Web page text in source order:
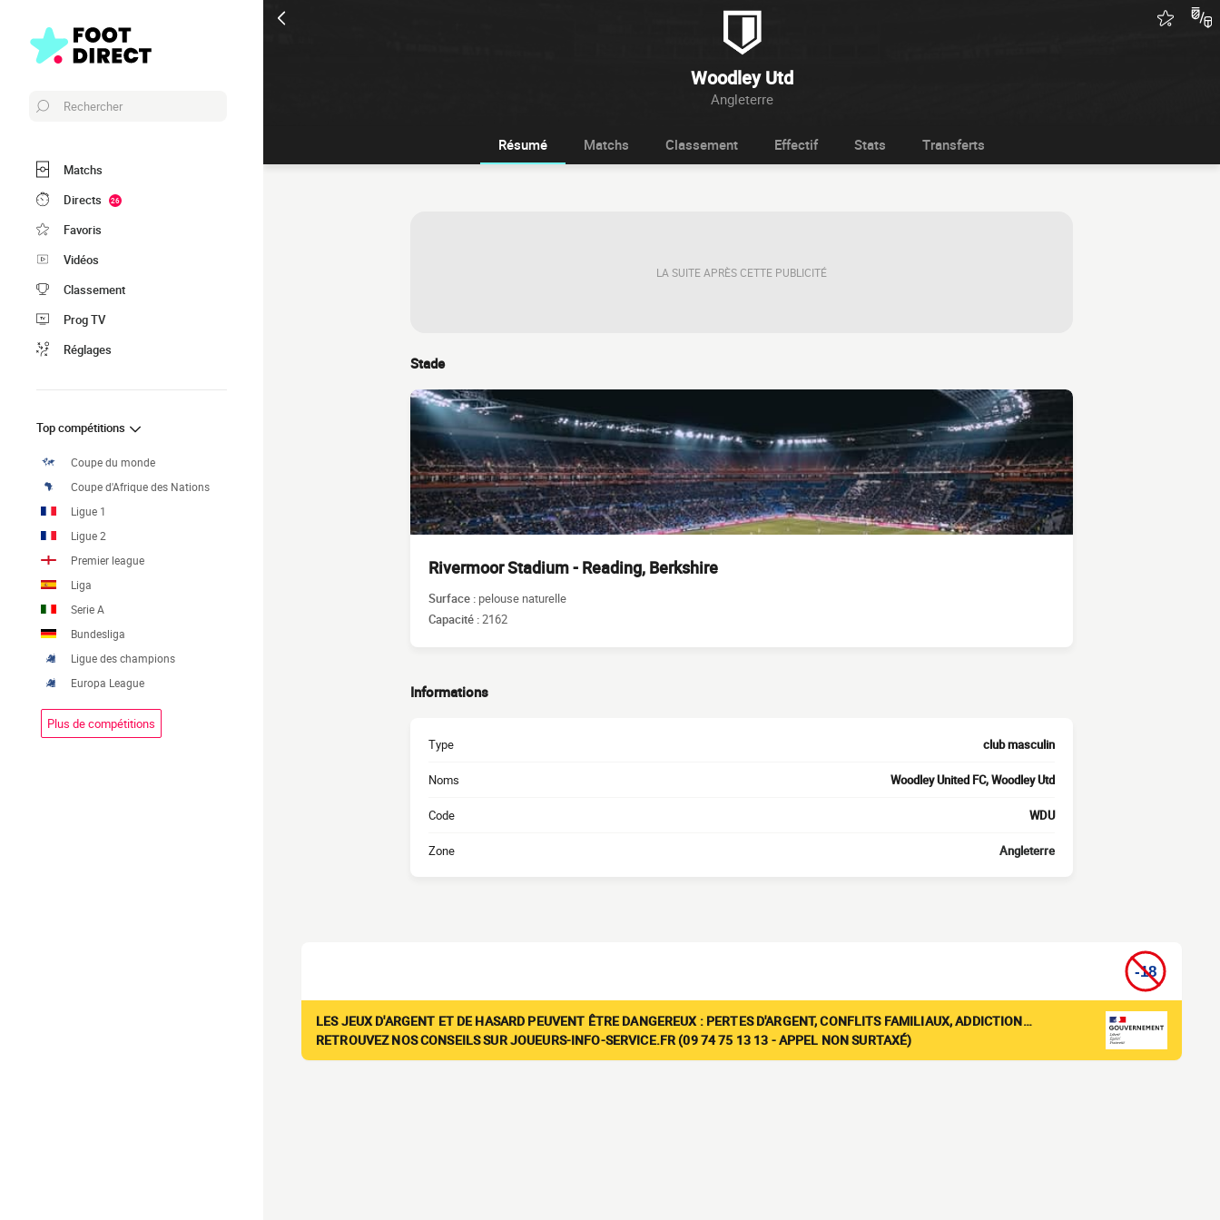
Woodley Utd
Angleterre
Rechercher
Matchs
Directs
26
Favoris
Vidéos
Classement
Prog TV
Réglages
Top compétitions
Coupe du monde
Coupe d'Afrique des Nations
Ligue 1
Ligue 2
Premier league
Liga
Serie A
Bundesliga
Ligue des champions
Europa League
Plus de compétitions
Résumé Matchs Classement Effectif Stats Transferts
LA SUITE APRÈS CETTE PUBLICITÉ
Stade
Rivermoor Stadium - Reading, Berkshire
Surface : pelouse naturelle
Capacité :2162
Informations
Type club masculin
Noms Woodley United FC, Woodley Utd
Code WDU
Zone Angleterre
LES JEUX D'ARGENT ET DE HASARD PEUVENT ÊTRE DANGEREUX : PERTES D'ARGENT, CONFLITS FAMILIAUX, ADDICTION…
RETROUVEZ NOS CONSEILS SUR JOUEURS-INFO-SERVICE.FR (09 74 75 13 13 - APPEL NON SURTAXÉ)